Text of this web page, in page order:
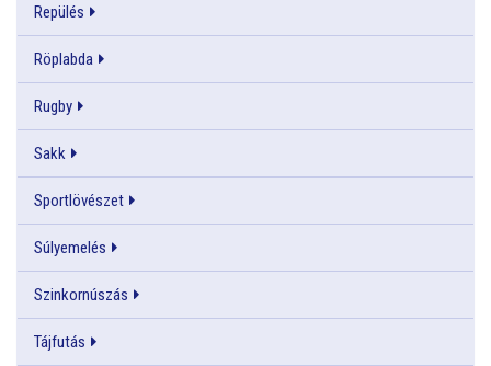
Repülés
Röplabda
Rugby
Sakk
Sportlövészet
Súlyemelés
Szinkornúszás
Tájfutás